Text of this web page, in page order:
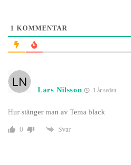
1 KOMMENTAR
Lars Nilsson 1 år sedan
Hur stänger man av Tema black
0 Svar